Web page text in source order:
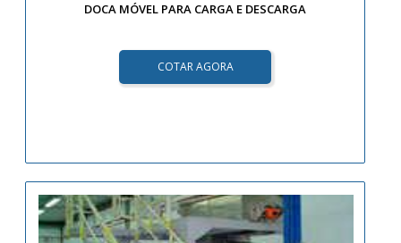
DOCA MÓVEL PARA CARGA E DESCARGA
COTAR AGORA